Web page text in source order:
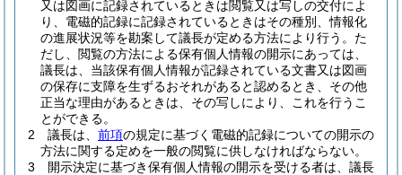
又は図画に記録されているときは閲覧又は写しの交付によ
り、電磁的記録に記録されているときはその種別、情報化
の進展状況等を勘案して議長が定める方法により行う。 た
だし、閲覧の方法による保有個人情報の開示にあっては、
議長は、当該保有個人情報が記録されている文書又は図画
の保存に支障を生ずるおそれがあると認めるとき、その他
正当な理由があるときは、その写しにより、これを行うこ
とができる。
2
議長は、 前項の規定に基づく電磁的記録についての開示の
方法に関する定めを一般の閲覧に供しなければならない。
3
開示決定に基づき保有個人情報の開示を受ける者は、議長